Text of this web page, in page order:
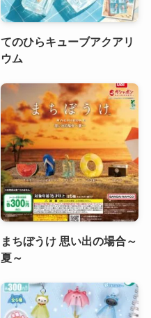
てのひらキューブアクアリ
ウム
まちぼうけ 思い出の場合～
夏～